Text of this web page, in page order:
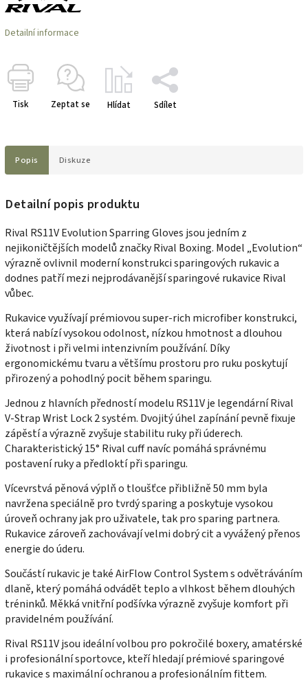
Detailní informace
Tisk Zeptat se Hlídat Sdílet
Popis Diskuze
Detailní popis produktu
Rival RS11V Evolution Sparring Gloves jsou jedním z
nejikoničtějších modelů značky Rival Boxing. Model „Evolution“
výrazně ovlivnil moderní konstrukci sparingových rukavic a
dodnes patří mezi nejprodávanější sparingové rukavice Rival
vůbec.
Rukavice využívají prémiovou super-rich microfiber konstrukci,
která nabízí vysokou odolnost, nízkou hmotnost a dlouhou
životnost i při velmi intenzivním používání. Díky
ergonomickému tvaru a většímu prostoru pro ruku poskytují
přirozený a pohodlný pocit během sparingu.
Jednou z hlavních předností modelu RS11V je legendární Rival
V-Strap Wrist Lock 2 systém. Dvojitý úhel zapínání pevně fixuje
zápěstí a výrazně zvyšuje stabilitu ruky při úderech.
Charakteristický 15° Rival cuff navíc pomáhá správnému
postavení ruky a předloktí při sparingu.
Vícevrstvá pěnová výplň o tloušťce přibližně 50 mm byla
navržena speciálně pro tvrdý sparing a poskytuje vysokou
úroveň ochrany jak pro uživatele, tak pro sparing partnera.
Rukavice zároveň zachovávají velmi dobrý cit a vyvážený přenos
energie do úderu.
Součástí rukavic je také AirFlow Control System s odvětráváním
dlaně, který pomáhá odvádět teplo a vlhkost během dlouhých
tréninků. Měkká vnitřní podšívka výrazně zvyšuje komfort při
pravidelném používání.
Rival RS11V jsou ideální volbou pro pokročilé boxery, amatérské
i profesionální sportovce, kteří hledají prémiové sparingové
rukavice s maximální ochranou a profesionálním fittem.